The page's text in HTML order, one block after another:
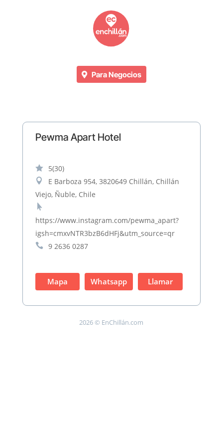
Para Negocios
Pewma Apart Hotel
 5(30)

E Barboza 954, 3820649 Chillán, Chillán
Viejo, Ñuble, Chile

https://www.instagram.com/pewma_apart?
igsh=cmxvNTR3bzB6dHFj&utm_source=qr
 9 2636 0287
Mapa Whatsapp Llamar
2026 © EnChillán.com